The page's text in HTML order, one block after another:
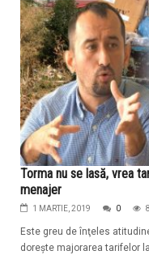
Torma nu se lasă, vrea
menajer
1 MARTIE, 2019 0
Este greu de înţeles
doreşte majorarea tarifelor